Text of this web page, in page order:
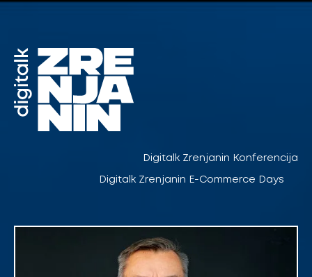
Digitalk Zrenjanin Konferencija
Digitalk Zrenjanin E-Commerce Days